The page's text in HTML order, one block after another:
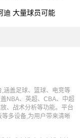
迪 大量球员可能
涵盖足球、篮球、电竞等
NBA、英超、CBA、中超
、战术分析等功能。平台
多设备,为用户带来清晰